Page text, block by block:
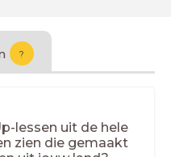
?
lessen uit de hele
zien die gemaakt